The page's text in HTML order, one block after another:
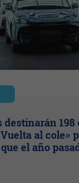
198
al cole»
el año